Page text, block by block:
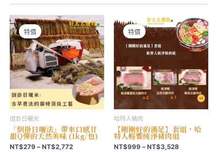
式。
可
在
產
品
頁
面
選
擇
選
項
特價
道卦日曬米
「倒掛日曬法」帶來口感甘
甜Q彈的天然美味 (1kg/包)
NT$279 –NT$2,772價
特價
哈特人豬肉
【剛剛好的滿足】套組，哈
特人輕饗純淨豬肉組
NT$999 –NT$3,528